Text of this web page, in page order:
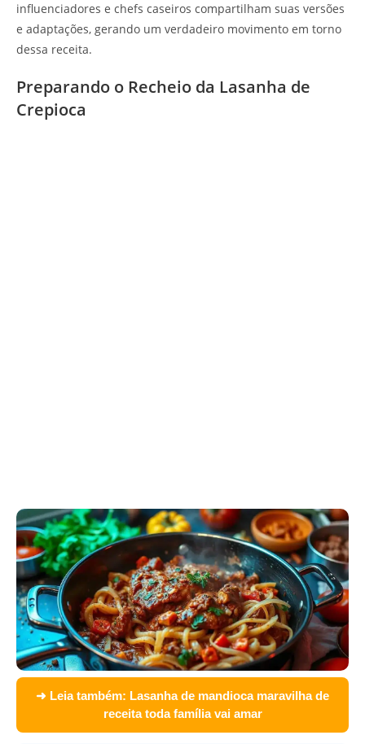
influenciadores e chefs caseiros compartilham suas versões
e adaptações, gerando um verdadeiro movimento em torno
dessa receita.
Preparando o Recheio da Lasanha de
Crepioca
➜ Leia também: Lasanha de mandioca maravilha de
receita toda família vai amar